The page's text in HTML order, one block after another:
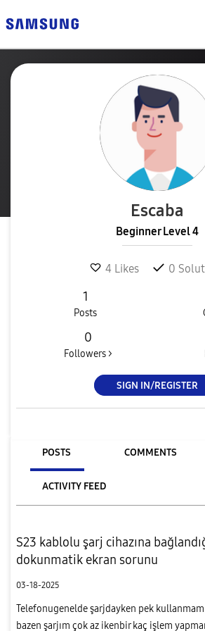
Escaba
Beginner Level 4
4 Likes 0
1
Posts
0
Followers >
SIGN IN/REGISTER
POSTS COMMENTS
ACTIVITY FEED
S23 kablolu şarj cihazına
dokunmatik ekran sorunu
03-18-2025
Telefonugenelde şarjdayken pek kullanmam
bazen şarjım çok az ikenbir kaç işlem